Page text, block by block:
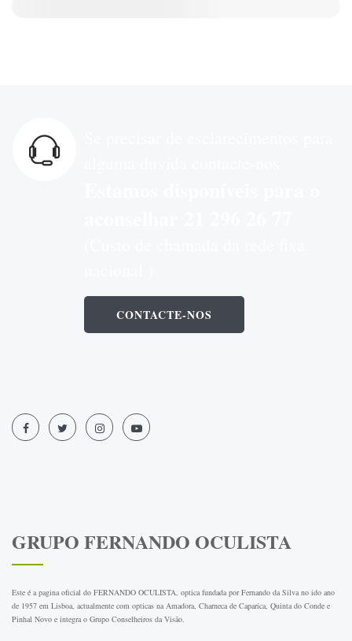
CONTACTE-NOS
GRUPO FERNANDO OCULISTA
Este é a pagina oficial do FERNANDO OCULISTA, optica fundada por Fernando da Silva no ido ano
de 1957 em Lisboa, actualmente com opticas na Amadora, Charneca de Caparica, Quinta do Conde e
Pinhal Novo e integra o Grupo Conselheiros da Visão.